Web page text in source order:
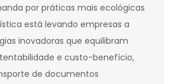
por práticas mais ecológicas
está levando empresas a
inovadoras que equilibram
e custo-benefício,
de documentos